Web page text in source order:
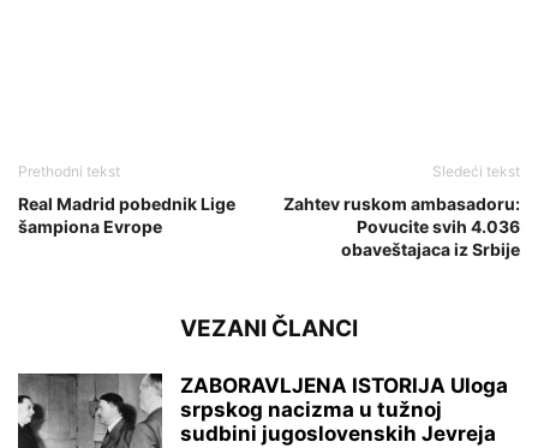
Prethodni tekst
Real Madrid pobednik Lige
šampiona Evrope
Sledeći tekst
Zahtev ruskom ambasadoru:
Povucite svih 4.036
obaveštajaca iz Srbije
VEZANI ČLANCI
ZABORAVLJENA ISTORIJA Uloga
srpskog nacizma u tužnoj
sudbini jugoslovenskih Jevreja